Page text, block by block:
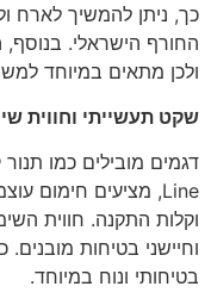
כך, ניתן להמשיך לארח
החורף הישראלי. בנוסף,
ולכן מתאים במיוחד
שקט תעשייתי וחווית
וקלות התקנה. חווית
וחיישני בטיחות
בטיחותי ונוח במיוחד.